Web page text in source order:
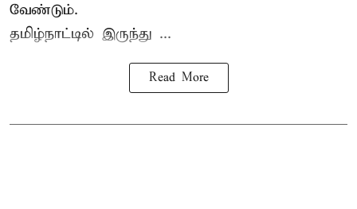
வேண்டும்.
தமிழ்நாட்டில் இருந்து ...
Read More